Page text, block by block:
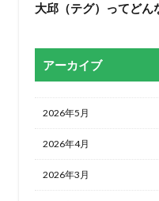
大邱（テグ）ってどん
アーカイブ
2026年5月
2026年4月
2026年3月